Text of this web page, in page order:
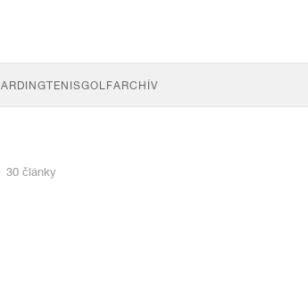
TENISGOLFARCHÍV
30 články